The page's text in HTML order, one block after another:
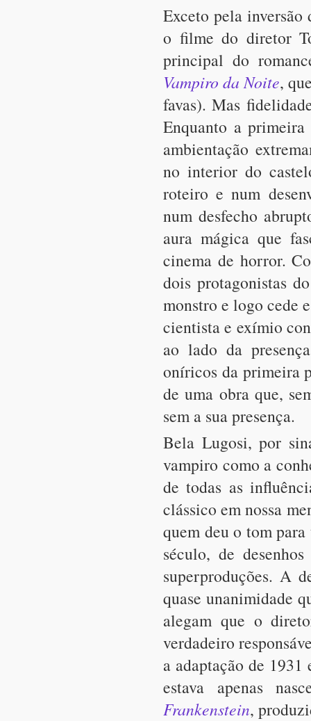
Exceto pela inversão
o filme do diretor
principal do
Vampiro da Noite,
favas). Mas
Enquanto a
ambientação
no interior do
roteiro e num
num desfecho
aura mágica que
cinema de horror.
dois protagonistas
monstro e logo cede
cientista e exímio
ao lado da
oníricos da primeira
de uma obra que,
sem a sua presença.
Bela Lugosi, por
vampiro como a
de todas as
clássico em nossa
quem deu o tom
século, de
superproduções. A
quase unanimidade
alegam que o
verdadeiro
a adaptação de
estava apenas
Frankenstein,